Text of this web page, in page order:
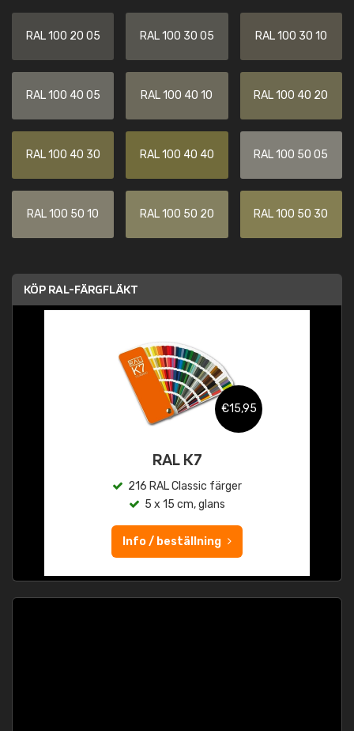
RAL 100 20 05 RAL 100 30 05 RAL 100 30 10
RAL 100 40 05 RAL 100 40 10 RAL 100 40 20
RAL 100 40 30 RAL 100 40 40 RAL 100 50 05
RAL 100 50 10 RAL 100 50 20 RAL 100 50 30
KÖP RAL-FÄRGFLÄKT
€15,95
RAL K7
216 RAL Classic färger
5 x 15 cm, glans
Info / beställning